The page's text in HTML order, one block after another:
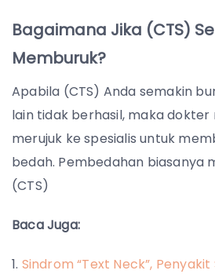
Bagaimana Jika (CTS)
Memburuk?
Apabila (CTS) Anda semakin
lain tidak berhasil, maka dokter
merujuk ke spesialis untuk
bedah. Pembedahan biasanya
(CTS)
Baca Juga:
Sindrom “Text Neck”, Penyakit